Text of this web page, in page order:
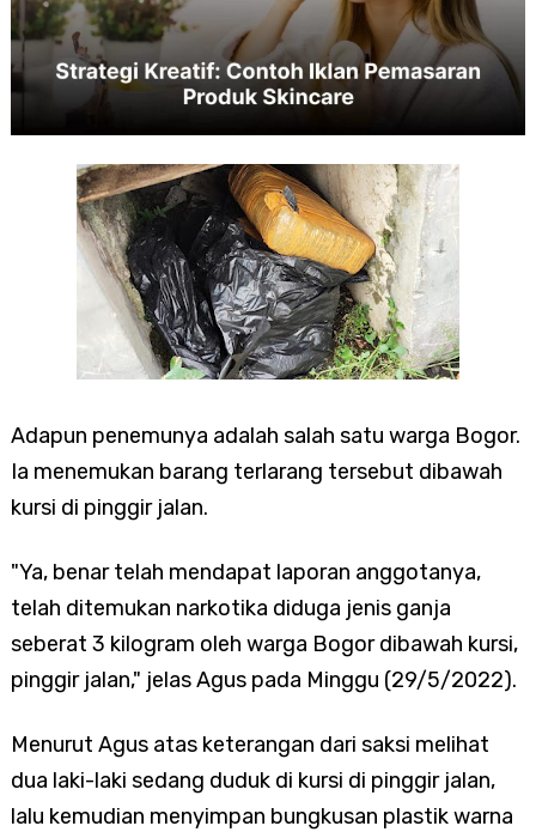
Adapun penemunya adalah salah satu warga Bogor.
Ia menemukan barang terlarang tersebut dibawah
kursi di pinggir jalan.
"Ya, benar telah mendapat laporan anggotanya,
telah ditemukan narkotika diduga jenis ganja
seberat 3 kilogram oleh warga Bogor dibawah kursi,
pinggir jalan," jelas Agus pada Minggu (29/5/2022).
Menurut Agus atas keterangan dari saksi melihat
dua laki-laki sedang duduk di kursi di pinggir jalan,
lalu kemudian menyimpan bungkusan plastik warna